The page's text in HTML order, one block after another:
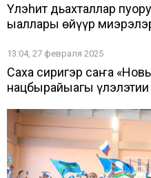
Үлэһит дьахталлар
ыаллары өйүүр
13:04, 27 февраля 2025
Саха сиригэр саҥа
нацбырайыагы үлэлэтии